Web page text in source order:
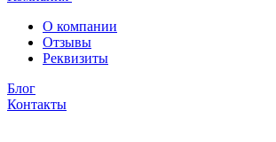
О компании
Отзывы
Реквизиты
Блог
Контакты